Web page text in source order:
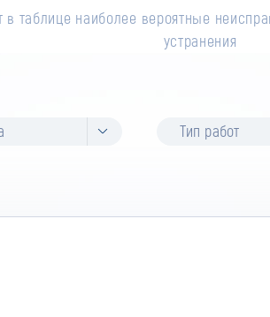
в таблице наиболее вероятные
устранения
Тип работ